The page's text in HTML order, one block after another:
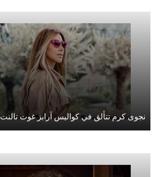
نجوى كرم تتألق في كواليس آرابز غوت تالنت